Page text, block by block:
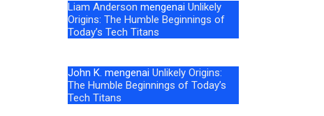
Liam Anderson mengenai Unlikely
Origins: The Humble Beginnings of
Today’s Tech Titans
John K. mengenai Unlikely Origins:
The Humble Beginnings of Today’s
Tech Titans